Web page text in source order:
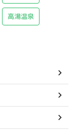
高湯温泉